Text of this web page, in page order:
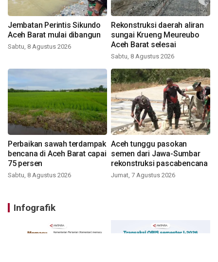
Jembatan Perintis Sikundo
Aceh Barat mulai dibangun
Sabtu, 8 Agustus 2026
Rekonstruksi daerah aliran
sungai Krueng Meureubo
Aceh Barat selesai
Sabtu, 8 Agustus 2026
Perbaikan sawah terdampak
bencana di Aceh Barat capai
75 persen
Sabtu, 8 Agustus 2026
Aceh tunggu pasokan
semen dari Jawa-Sumbar
rekonstruksi pascabencana
Jumat, 7 Agustus 2026
Infografik